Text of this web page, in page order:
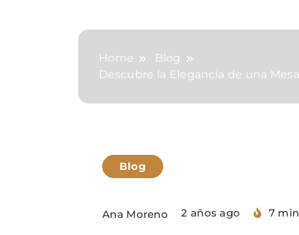
Home
Blog
Descubre la Elegancia de una
Blog
Ana Moreno 2 años ago 7